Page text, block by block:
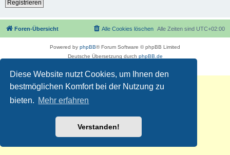
Diese Website nutzt Cookies, um Ihnen den
bestmöglichen Komfort bei der Nutzung zu
bieten. Mehr erfahren
Verstanden!
Registrieren
Foren-Übersicht Alle Zeiten sind UTC+02:00
Alle Cookies löschen
Powered by phpBB® Forum Software © phpBB Limited
Deutsche Übersetzung durch phpBB.de